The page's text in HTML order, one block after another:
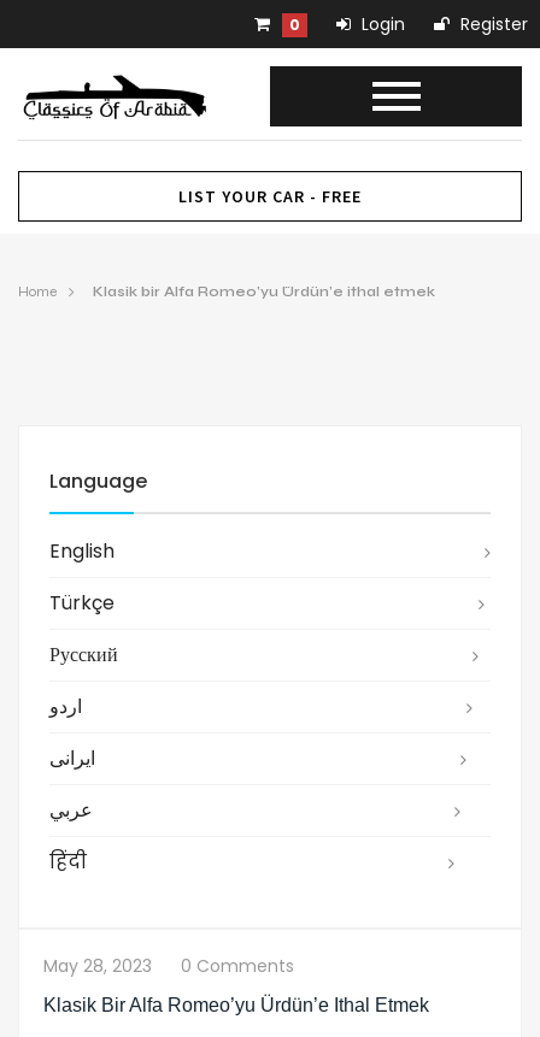
0 Login Register
LIST YOUR CAR - FREE
Home Klasik bir Alfa Romeo’yu Ürdün’e ithal etmek
Language
English
Türkçe
Русский
اردو
ایرانی
عربي
हिंदी
May 28, 2023 0 Comments
Klasik Bir Alfa Romeo’yu Ürdün’e Ithal Etmek